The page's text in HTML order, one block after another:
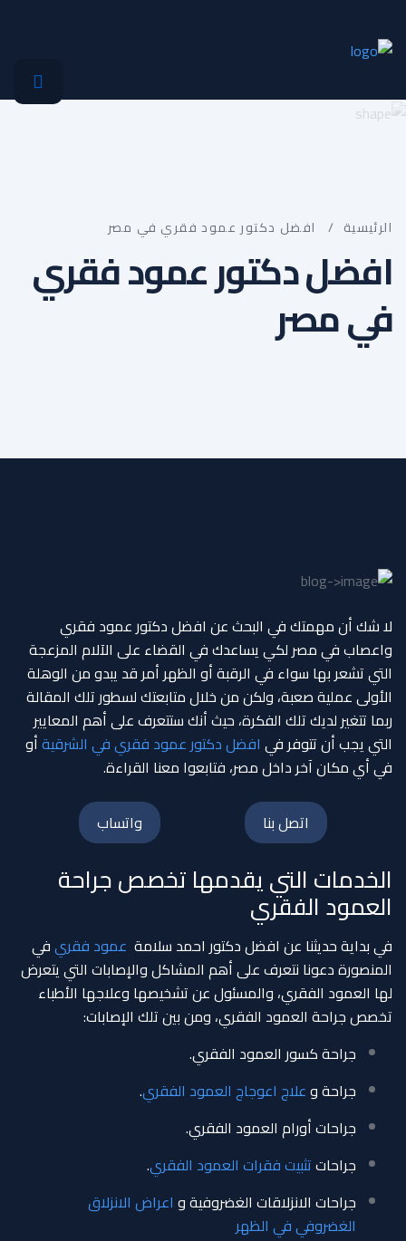
الرئيسية / افضل دكتور عمود فقري في مصر
افضل دكتور عمود فقري
في مصر
لا شك أن مهمتك في البحث عن افضل دكتور عمود فقري
واعصاب في مصر لكي يساعدك في القضاء على الآلام المزعجة
التي تشعر بها سواء في الرقبة أو الظهر أمر قد يبدو من الوهلة
الأولى عملية صعبة، ولكن من خلال متابعتك لسطور تلك المقالة
ربما تتغير لديك تلك الفكرة، حيث أنك ستتعرف على أهم المعايير
التي يجب أن تتوفر في افضل دكتور عمود فقري في الشرقيةأو
في أي مكان آخر داخل مصر، فتابعوا معنا القراءة.
اتصل بنا واتساب
الخدمات التي يقدمها تخصص جراحة
العمود الفقري
في بداية حديثنا عن افضل دكتور احمد سلامة عمود فقريفي
المنصورة دعونا نتعرف على أهم المشاكل والإصابات التي يتعرض
لها العمود الفقري، والمسئول عن تشخيصها وعلاجها الأطباء
تخصص جراحة العمود الفقري، ومن بين تلك الإصابات:
جراحة كسور العمود الفقري.
جراحة وعلاج اعوجاج العمود الفقري.
جراحات أورام العمود الفقري.
جراحاتتثبيت فقرات العمود الفقري.
جراحات الانزلاقات الغضروفية و اعراض الانزلاق
الغضروفي في الظهر